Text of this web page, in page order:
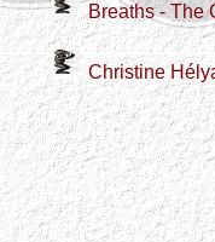
Breaths - The
Christine